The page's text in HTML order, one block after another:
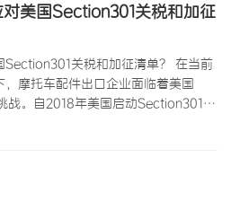
美国Section301关税和加征
Section301关税和加征清单？ 在当前
摩托车配件出口企业面临着美国
战。自2018年美国启动Section301调
摩托车配件出口企业如果不了解